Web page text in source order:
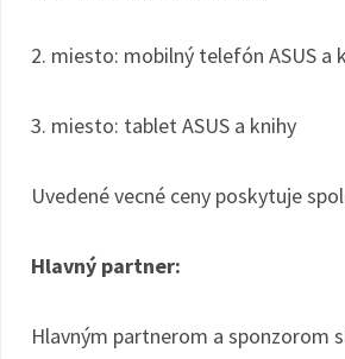
2. miesto: mobilný telefón ASUS a
3. miesto: tablet ASUS a knihy
Uvedené vecné ceny poskytuje
Hlavný partner:
Hlavným partnerom a sponzorom